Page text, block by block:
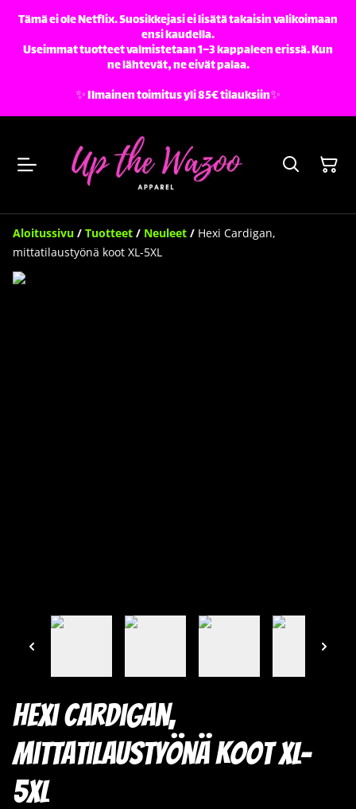
Tämä ei ole Netflix. Suosikkejasi ei lisätä takaisin valikoimaan
ensi kaudella.
Useimmat tuotteet valmistetaan 1–3 kappaleen erissä. Kun
ne lähtevät, ne eivät palaa.
✨️ Ilmainen toimitus yli 85€ tilauksiin✨️
Aloitussivu / Tuotteet / Neuleet / Hexi Cardigan,
mittatilaustyönä koot XL-5XL
Hexi Cardigan,
mittatilaustyönä koot XL-
5XL